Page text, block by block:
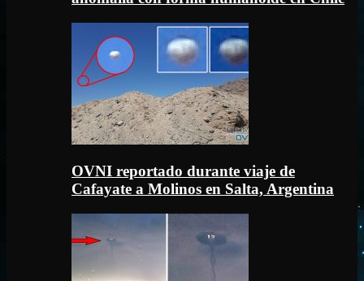
OVNI reportado durante viaje de
Cafayate a Molinos en Salta, Argentina